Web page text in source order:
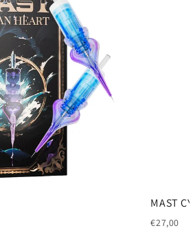
MAST CYBER
€27,00